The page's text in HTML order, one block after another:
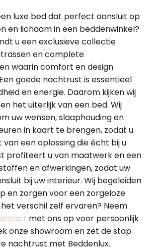
luxe bed dat perfect aansluit op
en lichaam in een beddenwinkel?
u een exclusieve collectie
en complete
waarin comfort en design
goede nachtrust is essentieel
en energie. Daarom kijken wij
het uiterlijk van een bed. Wij
uw wensen, slaaphouding en
in kaart te brengen, zodat u
een oplossing die écht bij u
profiteert u van maatwerk en een
en afwerkingen, zodat uw
bij uw interieur. Wij begeleiden
en zorgen voor een zorgeloze
verschil zelf ervaren? Neem
met ons op voor persoonlijk
onze showroom en zet de stap
nachtrust met Beddenlux.